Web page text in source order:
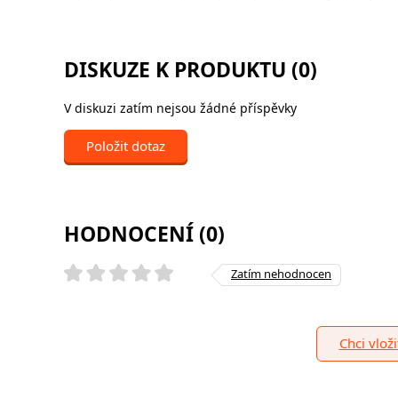
DISKUZE K PRODUKTU (0)
V diskuzi zatím nejsou žádné příspěvky
Položit dotaz
HODNOCENÍ (0)
Zatím nehodnocen
Chci